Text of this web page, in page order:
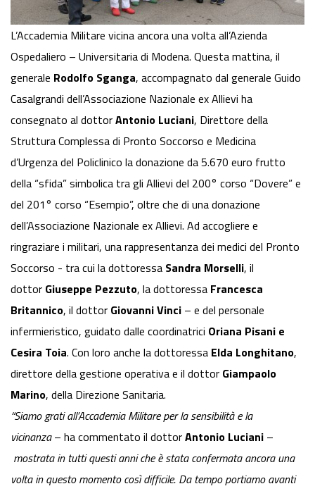
L’Accademia Militare vicina ancora una volta all’Azienda
Ospedaliero – Universitaria di Modena. Questa mattina, il
generale Rodolfo Sganga, accompagnato dal generale Guido
Casalgrandi dell’Associazione Nazionale ex Allievi ha
consegnato al dottorAntonio Luciani, Direttore della
Struttura Complessa di Pronto Soccorso e Medicina
d’Urgenza del Policlinico la donazione da 5.670 euro frutto
della “sfida” simbolica tra gli Allievi del 200° corso “Dovere” e
del 201° corso “Esempio”, oltre che di una donazione
dell’Associazione Nazionale ex Allievi. Ad accogliere e
ringraziare i militari, una rappresentanza dei medici del Pronto
Soccorso - tra cui la dottoressa Sandra Morselli, il
dottor Giuseppe Pezzuto, la dottoressa Francesca
Britannico, il dottor Giovanni Vinci – e del personale
infermieristico, guidato dalle coordinatrici Oriana Pisani e
Cesira Toia. Con loro anche la dottoressa Elda Longhitano,
direttore della gestione operativa e il dottor Giampaolo
Marino, della Direzione Sanitaria.
“Siamo grati all’Accademia Militare per la sensibilità e la
vicinanza– ha commentato il dottorAntonio Luciani –
mostrata in tutti questi anni che è stata confermata ancora una
volta in questo momento così difficile. Da tempo portiamo avanti